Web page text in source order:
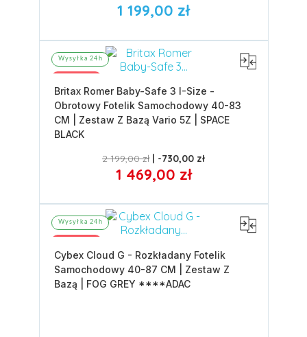
1 199,00 zł
Wysyłka 24h
Britax Romer Baby-Safe 3 I-Size -
Obrotowy Fotelik Samochodowy 40-83
CM | Zestaw Z Bazą Vario 5Z | SPACE
BLACK
2 199,00 zł -730,00 zł
1 469,00 zł
Wysyłka 24h
Cybex Cloud G - Rozkładany Fotelik
Samochodowy 40-87 CM | Zestaw Z
Bazą | FOG GREY ****ADAC